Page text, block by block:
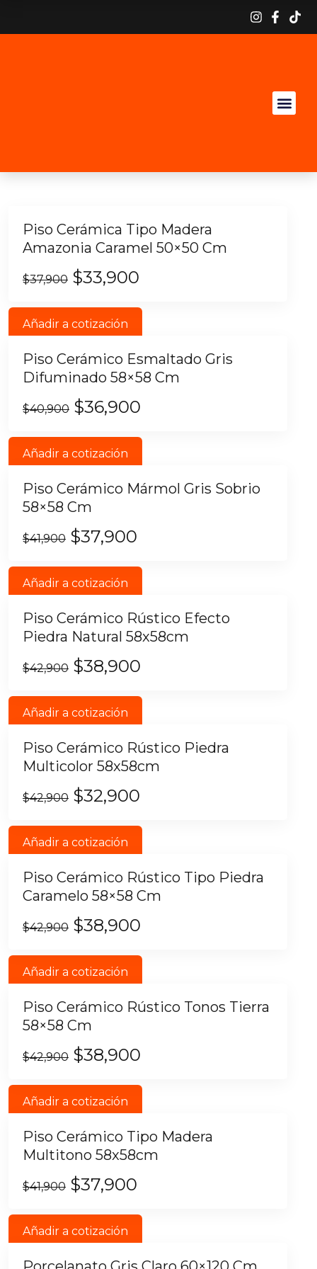
Piso Cerámica Tipo Madera
Amazonia Caramel 50×50 Cm
$37,900 $33,900
Añadir a cotización
Piso Cerámico Esmaltado Gris
Difuminado 58×58 Cm
$40,900 $36,900
Añadir a cotización
Piso Cerámico Mármol Gris Sobrio
58×58 Cm
$41,900 $37,900
Añadir a cotización
Piso Cerámico Rústico Efecto
Piedra Natural 58x58cm
$42,900 $38,900
Añadir a cotización
Piso Cerámico Rústico Piedra
Multicolor 58x58cm
$42,900 $32,900
Añadir a cotización
Piso Cerámico Rústico Tipo Piedra
Caramelo 58×58 Cm
$42,900 $38,900
Añadir a cotización
Piso Cerámico Rústico Tonos Tierra
58×58 Cm
$42,900 $38,900
Añadir a cotización
Piso Cerámico Tipo Madera
Multitono 58x58cm
$41,900 $37,900
Añadir a cotización